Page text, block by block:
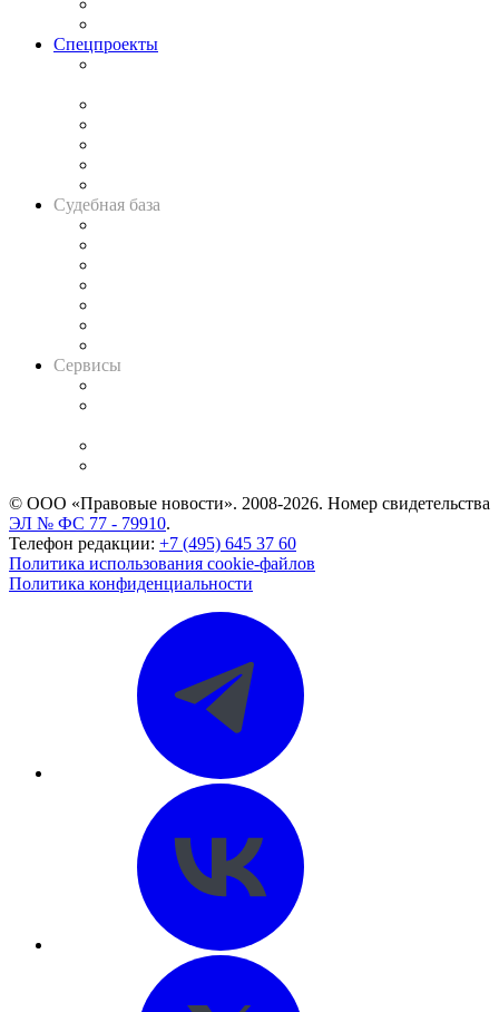
Спецпроекты
Судебная база
Сервисы
© ООО «Правовые новости». 2008-2026. Номер свидетельства
ЭЛ № ФС 77 - 79910.
Телефон редакции: +7 (495) 645 37 60
Политика использования cookie-файлов
Политика конфиденциальности